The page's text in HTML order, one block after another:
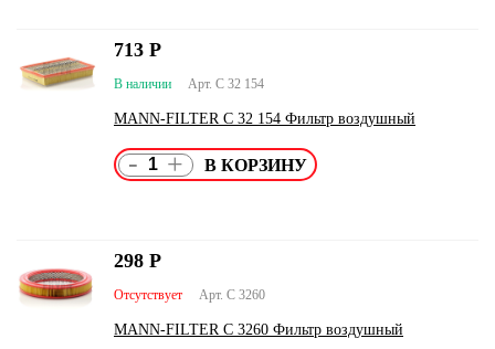
Арт. C 32 154
В наличии
MANN-FILTER C 32 154 Фильтр воздушный
713 Р
- +
Арт. C 3260
Отсутствует
MANN-FILTER C 3260 Фильтр воздушный
298 Р